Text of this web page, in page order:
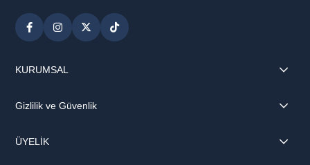
KURUMSAL
Gizlilik ve Güvenlik
ÜYELİK